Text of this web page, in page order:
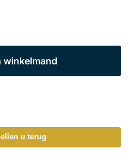
winkelmand
u terug